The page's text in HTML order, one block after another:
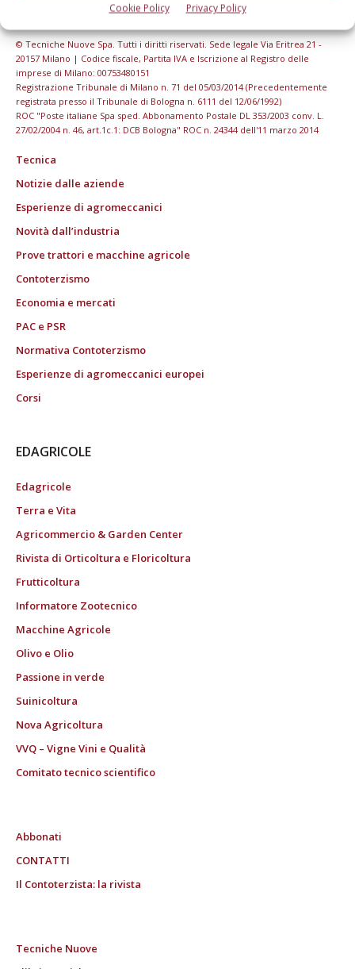
Cookie Policy Privacy Policy
© Tecniche Nuove Spa. Tutti i diritti riservati. Sede legale Via Eritrea 21 -
20157 Milano | Codice fiscale, Partita IVA e Iscrizione al Registro delle
imprese di Milano: 00753480151
Registrazione Tribunale di Milano n. 71 del 05/03/2014 (Precedentemente
registrata presso il Tribunale di Bologna n. 6111 del 12/06/1992)
ROC "Poste italiane Spa sped. Abbonamento Postale DL 353/2003 conv. L.
27/02/2004 n. 46, art.1c.1: DCB Bologna" ROC n. 24344 dell'11 marzo 2014
Tecnica
Notizie dalle aziende
Esperienze di agromeccanici
Novità dall’industria
Prove trattori e macchine agricole
Contoterzismo
Economia e mercati
PAC e PSR
Normativa Contoterzismo
Esperienze di agromeccanici europei
Corsi
EDAGRICOLE
Edagricole
Terra e Vita
Agricommercio & Garden Center
Rivista di Orticoltura e Floricoltura
Frutticoltura
Informatore Zootecnico
Macchine Agricole
Olivo e Olio
Passione in verde
Suinicoltura
Nova Agricoltura
VVQ – Vigne Vini e Qualità
Comitato tecnico scientifico
Abbonati
CONTATTI
Il Contoterzista: la rivista
Tecniche Nuove